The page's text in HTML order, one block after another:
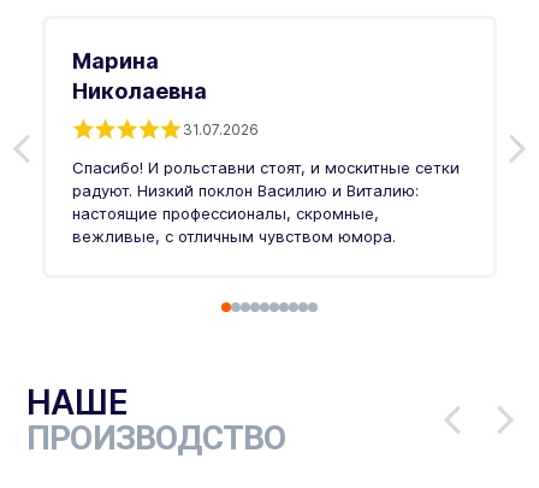
Марина
Николаевна
31.07.2026
Спасибо! И рольставни стоят, и москитные сетки
радуют. Низкий поклон Василию и Виталию:
настоящие профессионалы, скромные,
вежливые, с отличным чувством юмора.
НАШЕ
ПРОИЗВОДСТВО